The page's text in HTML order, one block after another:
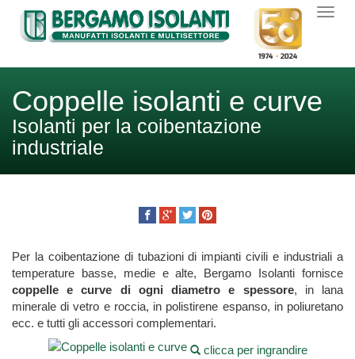
Coppelle isolanti e curve
Isolanti per la coibentazione
industriale
Per la coibentazione di tubazioni di impianti civili e industriali a
temperature basse, medie e alte, Bergamo Isolanti fornisce
coppelle e curve di ogni diametro e spessore, in lana
minerale di vetro e roccia, in polistirene espanso, in poliuretano
ecc. e tutti gli accessori complementari.
clicca per ingrandire